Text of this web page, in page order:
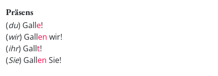
Präsens
(du) Galle!
(wir) Gallen wir!
(ihr) Gallt!
(Sie) Gallen Sie!